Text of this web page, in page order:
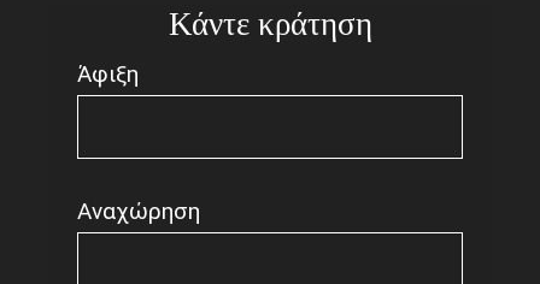
Κάντε κράτηση
Άφιξη
Αναχώρηση